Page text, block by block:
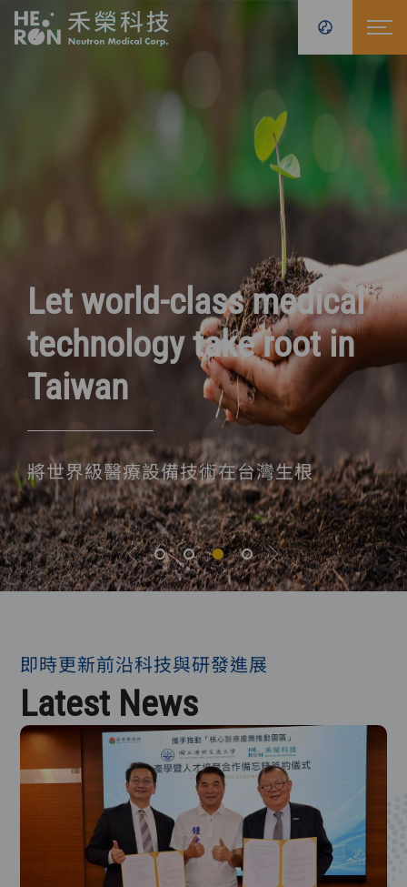
禾榮科技股份有限公司
Global Reach,Local
ExpertiseTrusted
worldwide
全球佈局，深受全球信賴
Clinical Trial
Recruitment Notice
復發性頭頸癌臨床試驗受試者招募資訊
The total solution
providerof the first AB-
BNCTin Taiwan
台灣第一套AB-BNCT整體解決方案提供者
Let world-classmedical
technologytake root in
Taiwan
將世界級醫療設備技術在台灣生根
Global Reach,Local
ExpertiseTrusted
worldwide
全球佈局，深受全球信賴
Clinical Trial
Recruitment Notice
復發性頭頸癌臨床試驗受試者招募資訊
即時更新前沿科技與研發進展
Latest News